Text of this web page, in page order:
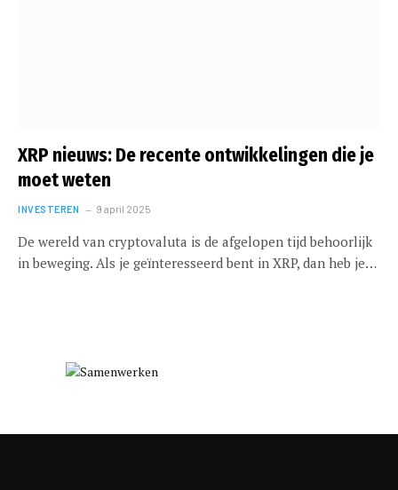
XRP nieuws: De recente ontwikkelingen die je
moet weten
INVESTEREN 9 april 2025
De wereld van cryptovaluta is de afgelopen tijd behoorlijk
in beweging. Als je geïnteresseerd bent in XRP, dan heb je…